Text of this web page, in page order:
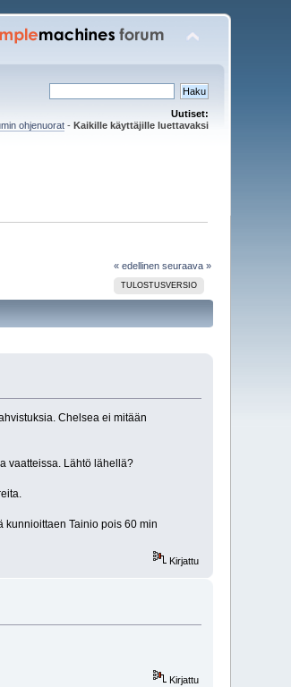
Uutiset:
ohjenuorat- Kaikille käyttäjille luettavaksi
« edellinen seuraava »
TULOSTUSVERSIO
Chelsea ei mitään
vaatteissa. Lähtö lähellä?
kunnioittaen Tainio pois 60 min
Kirjattu
Kirjattu